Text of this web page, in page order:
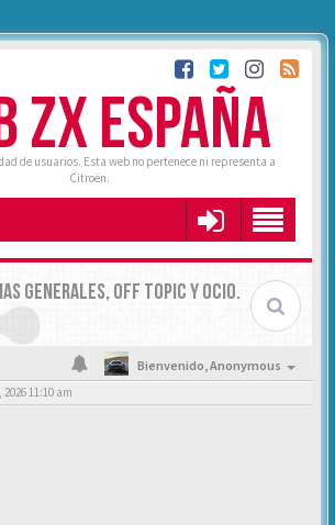
ZX ESPAÑA
de usuarios. Esta web no pertenece ni representa a
Citroën.
GENERALES, OFF TOPIC Y OCIO.
Bienvenido,Anonymous
11:10 am